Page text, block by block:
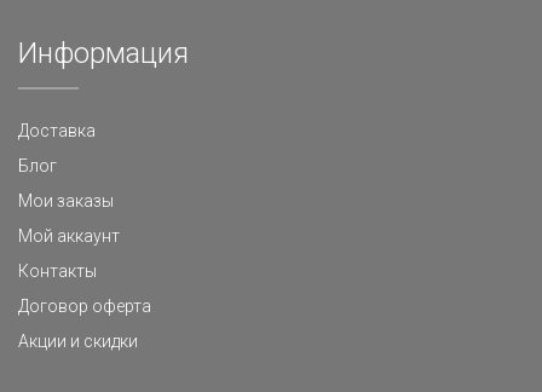
Информация
Доставка
Блог
Мои заказы
Мой аккаунт
Контакты
Договор оферта
Акции и скидки